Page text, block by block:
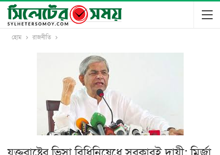
হোম রাজনীতি